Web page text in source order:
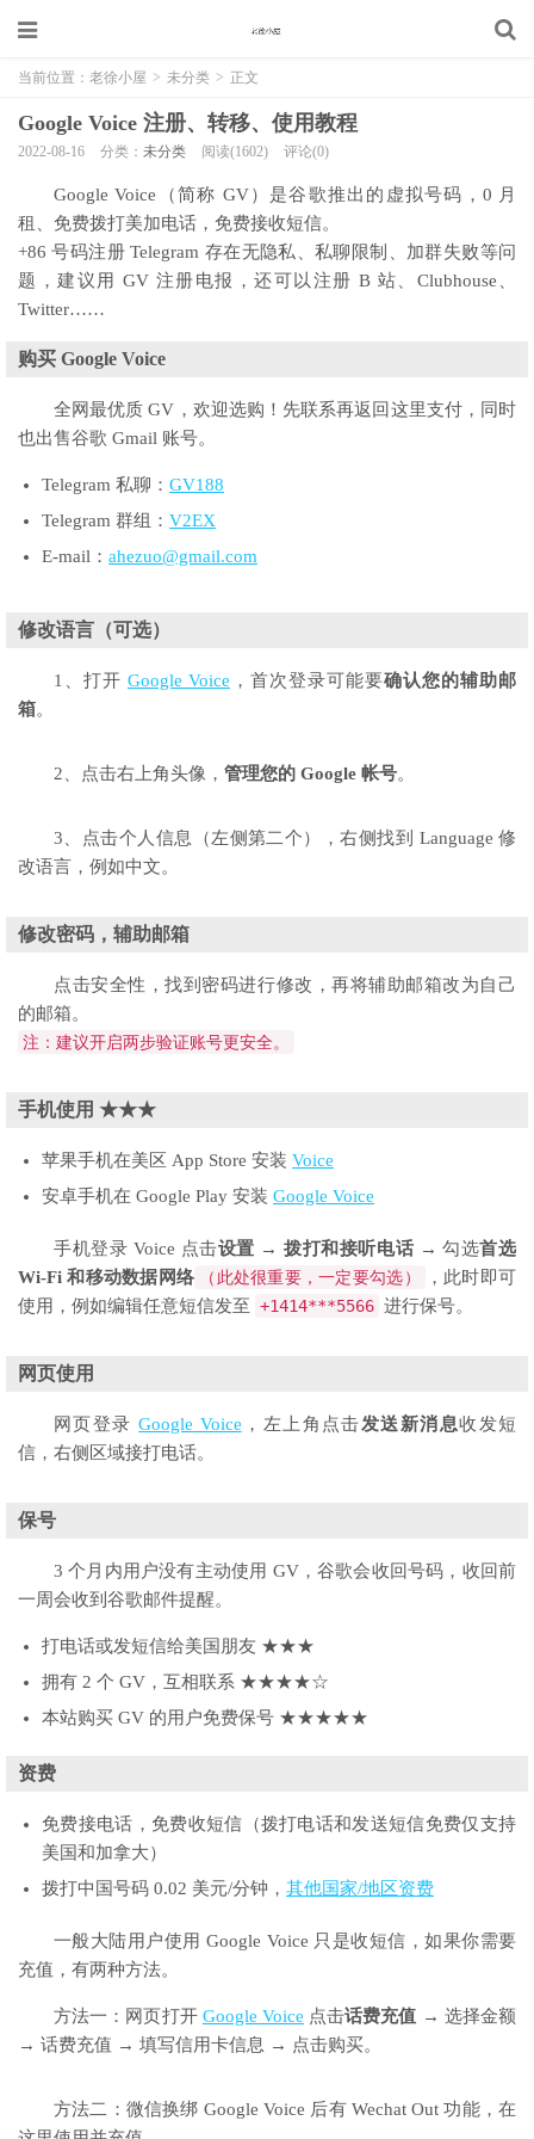
当前位置： 老徐小屋 > 未分类 > 正文
Google Voice 注册、转移、使用教程
2022-08-16 分类： 未分类 阅读(1602) 评论(0)
Google Voice（简称 GV）是谷歌推出的虚拟号码，0 月
租、免费拨打美加电话，免费接收短信。
+86 号码注册 Telegram 存在无隐私、私聊限制、加群失败等问
题，建议用 GV 注册电报，还可以注册 B 站、Clubhouse、
Twitter……
购买 Google Voice
全网最优质 GV，欢迎选购！先联系再返回这里支付，同时
也出售谷歌 Gmail 账号。
Telegram 私聊： GV188
Telegram 群组： V2EX
E-mail： ahezuo@gmail.com
修改语言（可选）
1、打开 Google Voice ，首次登录可能要确认您的辅助邮
箱。
2、点击右上角头像， 管理您的 Google 帐号。
3、点击个人信息（左侧第二个），右侧找到 Language 修
改语言，例如中文。
修改密码，辅助邮箱
点击安全性，找到密码进行修改，再将辅助邮箱改为自己
的邮箱。
注：建议开启两步验证账号更安全。
手机使用 ★★★
苹果手机在美区 App Store 安装 Voice
安卓手机在 Google Play 安装 Google Voice
手机登录 Voice 点击设置 →拨打和接听电话 → 勾选首选
Wi-Fi 和移动数据网络
（此处很重要，一定要勾选）
，此时即可
使用，例如编辑任意短信发至 +1414***5566 进行保号。
网页使用
网页登录Google Voice ，左上角点击发送新消息收发短
信，右侧区域接打电话。
保号
3 个月内用户没有主动使用 GV，谷歌会收回号码，收回前
一周会收到谷歌邮件提醒。
打电话或发短信给美国朋友 ★★★
拥有 2 个 GV，互相联系 ★★★★☆
本站购买 GV 的用户免费保号 ★★★★★
资费
免费接电话，免费收短信（拨打电话和发送短信免费仅支持
美国和加拿大）
拨打中国号码 0.02 美元/分钟， 其他国家/地区资费
一般大陆用户使用 Google Voice 只是收短信，如果你需要
充值，有两种方法。
方法一：网页打开 Google Voice 点击话费充值 → 选择金额
→ 话费充值 → 填写信用卡信息 → 点击购买。
方法二：微信换绑 Google Voice 后有 Wechat Out 功能，在